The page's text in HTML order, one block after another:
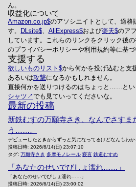
ん。
収益化について
Amazon.co.jp のアソシエイトとして、適格
す。
DLsite 、 AliExpress および楽天 のア
しています。これらのリンクをクリック後
のプライバシーポリシーや利用規約等に基づ
支援する
欲しいものリスト
から何かを投げ込むと支
あるいは攻撃になるかもしれません。
直接何かを送りつけるのはちょっと……とい
シャツ
でも見ていってくださいな。
最新の投稿
新鉄むすの万願寺さき、なんでさすま
う……。
デビューしたときからずっと気になってるけどなんもわか
投稿日時: 2026/6/14(日) 23:07:10
タグ: 万願寺さき 多摩モノレール 寝言 鉄道むすめ
「あなたのせいでびしょ濡れ……」
「あなたのせいでびしょ濡れ……」
投稿日時: 2026/6/14(日) 23:00:02